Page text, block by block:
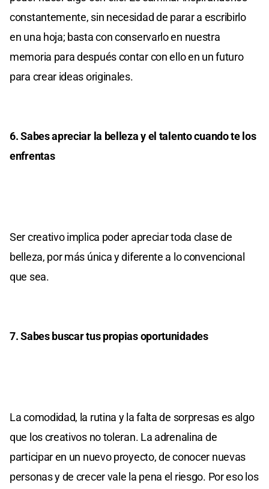
constantemente, sin necesidad de parar a escribirlo
en una hoja; basta con conservarlo en nuestra
memoria para después contar con ello en un futuro
para crear ideas originales.
6. Sabes apreciar la belleza y el talento cuando te los
enfrentas
Ser creativo implica poder apreciar toda clase de
belleza, por más única y diferente a lo convencional
que sea.
7. Sabes buscar tus propias oportunidades
La comodidad, la rutina y la falta de sorpresas es algo
que los creativos no toleran. La adrenalina de
participar en un nuevo proyecto, de conocer nuevas
personas y de crecer vale la pena el riesgo. Por eso los